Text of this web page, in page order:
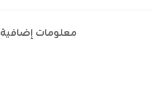
معلومات إضافية